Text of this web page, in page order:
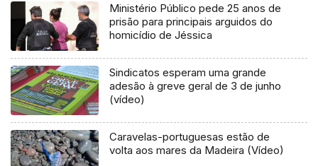
Ministério Público pede 25 anos de
prisão para principais arguidos do
homicídio de Jéssica
Sindicatos esperam uma grande
adesão à greve geral de 3 de junho
(vídeo)
Caravelas-portuguesas estão de
volta aos mares da Madeira (Vídeo)